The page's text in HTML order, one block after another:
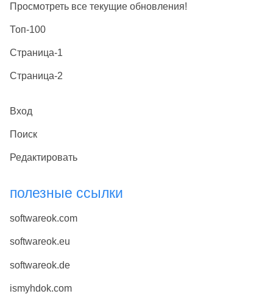
Просмотреть все текущие обновления!
Топ-100
Страница-1
Страница-2
Вход
Поиск
Редактировать
полезные ссылки
softwareok.com
softwareok.eu
softwareok.de
ismyhdok.com